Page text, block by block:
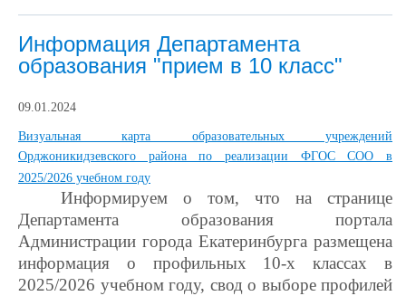
Информация Департамента
образования "прием в 10 класс"
09.01.2024
Визуальная карта образовательных учреждений
Орджоникидзевского района по реализации ФГОС СОО в
2025/2026 учебном году
Информируем о том, что на странице
Департамента образования портала
Администрации города Екатеринбурга размещена
информация о профильных 10-х классах в
2025/2026 учебном году, свод о выборе профилей